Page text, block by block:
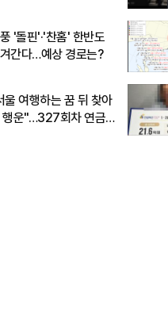
'돌핀'·'찬홈' 한반도
간다…예상 경로는?
울 여행하는 꿈 뒤 찾아
행운"…327회차 연금